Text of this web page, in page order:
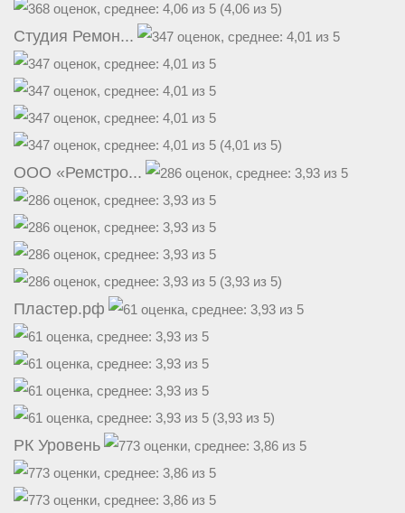
(4,06 из 5)
Студия Ремон...
(4,01 из 5)
ООО «Ремстро...
(3,93 из 5)
Пластер.рф
(3,93 из 5)
РК Уровень